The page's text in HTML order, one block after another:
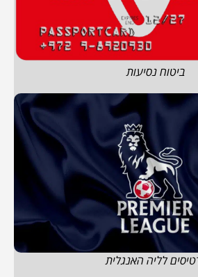
ביטוח נסיעות
לליה האנגלית